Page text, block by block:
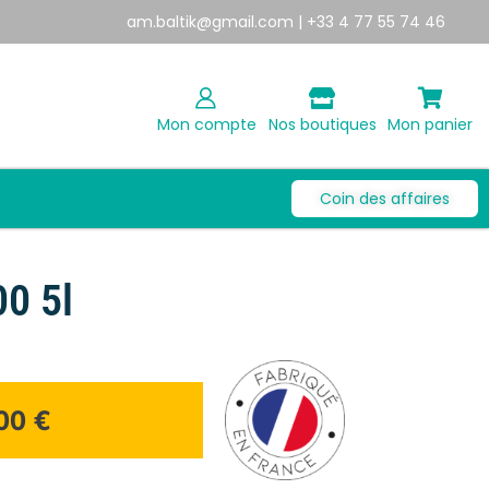
am.baltik@gmail.com | +33 4 77 55 74 46
Mon compte Nos boutiques Mon panier
Coin des affaires
5l
€